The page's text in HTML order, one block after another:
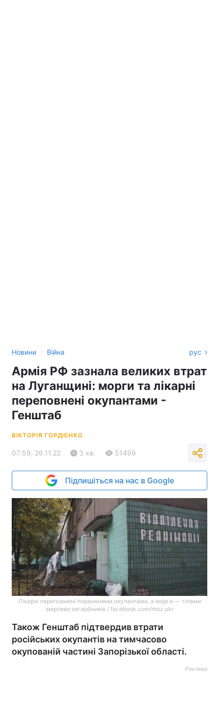
Новини › Війна рус
Армія РФ зазнала великих втрат
на Луганщині: морги та лікарні
переповнені окупантами -
Генштаб
ВІКТОРІЯ ГОРДІЄНКО
07:59, 26.11.22 3 хв. 51499
Підпишіться на нас в Google
Лікарні переповнені пораненими окупантами, а морги — тілами
мертвих загарбників / facebook.com/moz.ukr
Також Генштаб підтвердив втрати
російських окупантів на тимчасово
окупованій частині Запорізької області.
Реклама